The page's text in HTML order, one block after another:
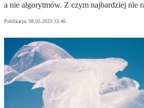
a nie algorytmów. Z czym najbardziej nie
Publikacja: 08.05.2023 15:46